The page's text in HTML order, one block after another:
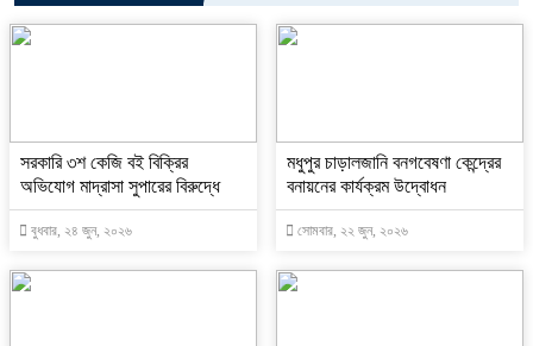
সরকারি ৩শ কেজি বই বিক্রির
অভিযোগ মাদ্রাসা সুপারের বিরুদ্ধে
বুধবার, ২৪ জুন, ২০২৬
মধুপুর চাড়ালজানি বনগবেষণা কেন্দ্রের
বনায়নের কার্যক্রম উদ্বোধন
সোমবার, ২২ জুন, ২০২৬